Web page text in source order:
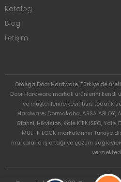
Katalog
Blog
İletişim
Omega Door Hardware, Türkiye'de
Door Hardware markalı ürünlerini
ve müşterilerine kesintisiz tedarik
Hardware; Dormakaba, ASSA ABLOY,
Gianni, Hikvision, Kale Kilit, ISEO,
MUL-T-LOCK markalarının Türkiye
markalarla iş ortağı ve çözüm